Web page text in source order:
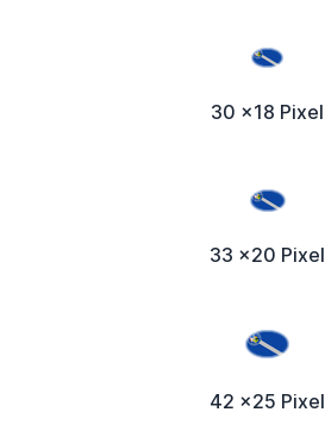
30 x18 Pixel
33 x20 Pixel
42 x25 Pixel